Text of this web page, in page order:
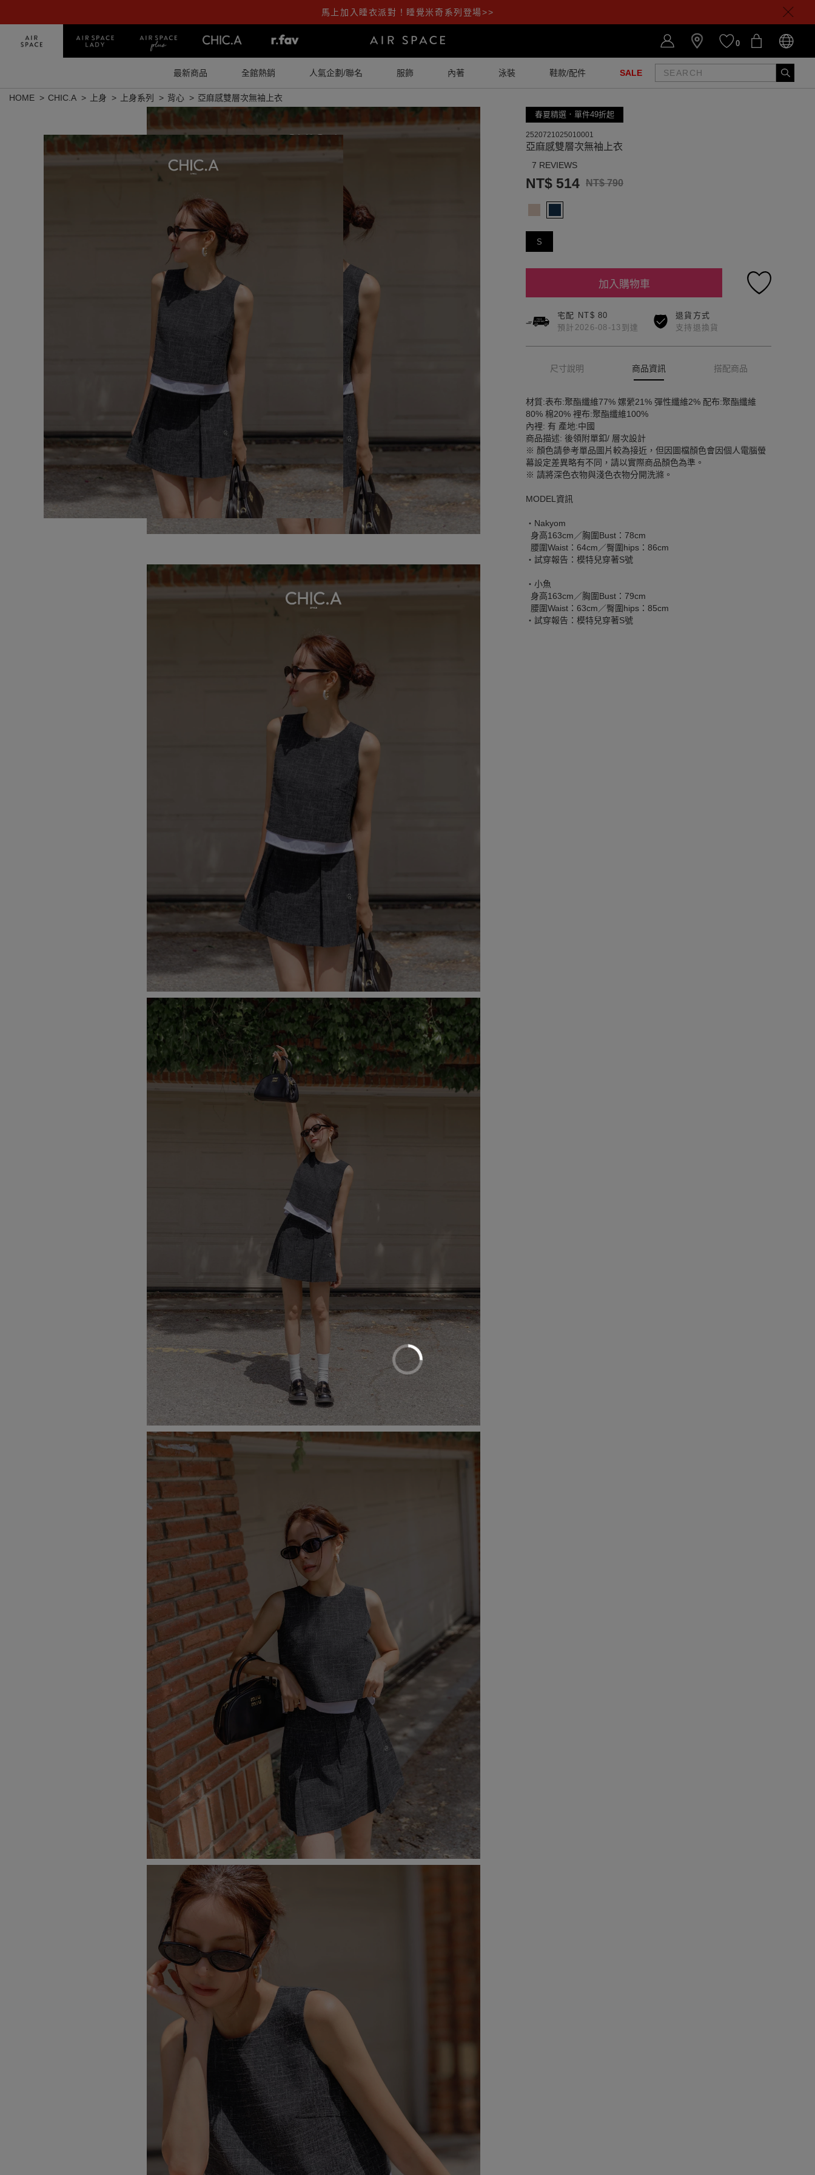
馬上加入睡衣派對！睡覺米奇系列登場>>
0
最新商品 全館熱銷 人氣企劃/聯名 服飾 內著 泳裝 鞋款/配件 SALE
HOME CHIC.A 上身 上身系列 背心 亞麻感雙層次無袖上衣
春夏精選．單件49折起
2520721025010001
亞麻感雙層次無袖上衣
7 REVIEWS
NT$ 514 NT$ 790
S
加入購物車
宅配 NT$ 80
預計2026-08-13到達
退貨方式
支持退換貨
尺寸說明 商品資訊 搭配商品
材質:表布:聚酯纖維77% 嫘縈21% 彈性纖維2% 配布:聚酯纖維
80% 棉20% 裡布:聚酯纖維100%
內裡: 有 產地:中國
商品描述: 後領附單釦/ 層次設計
※ 顏色請參考單品圖片較為接近，但因圖檔顏色會因個人電腦螢
幕設定差異略有不同，請以實際商品顏色為準。
※ 請將深色衣物與淺色衣物分開洗滌。
MODEL資訊
‧Nakyom
身高163cm／胸圍Bust：78cm
腰圍Waist：64cm／臀圍hips：86cm
‧試穿報告：模特兒穿著S號
‧小魚
身高163cm／胸圍Bust：79cm
腰圍Waist：63cm／臀圍hips：85cm
‧試穿報告：模特兒穿著S號